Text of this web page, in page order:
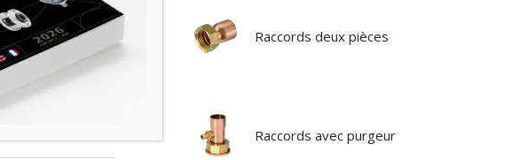
Raccords deux pièces
Raccords avec purgeur